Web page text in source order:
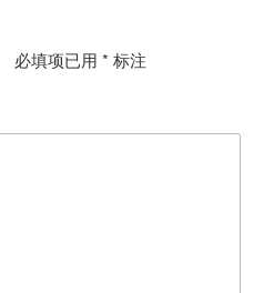
必填项已用 * 标注